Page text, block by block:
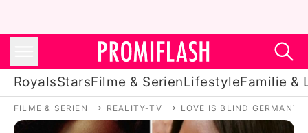
RoyalsStarsFilme & SerienLifestyleFamilie &
Royals
FILME & SERIEN REALITY-TV LOVE IS BLIND GERMANY